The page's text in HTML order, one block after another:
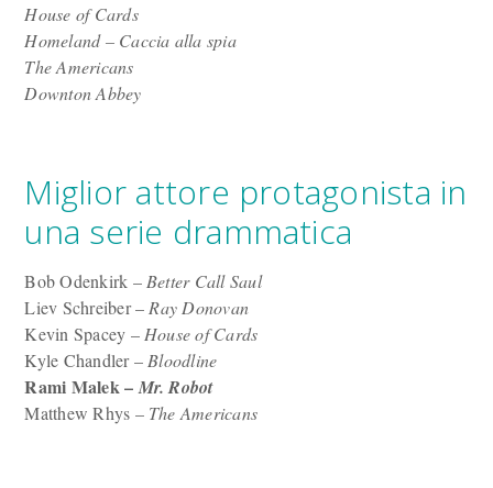
House of Cards
Homeland – Caccia alla spia
The Americans
Downton Abbey
Miglior attore protagonista in
una serie drammatica
Bob Odenkirk – Better Call Saul
Liev Schreiber – Ray Donovan
Kevin Spacey – House of Cards
Kyle Chandler – Bloodline
Rami Malek –Mr. Robot
Matthew Rhys – The Americans